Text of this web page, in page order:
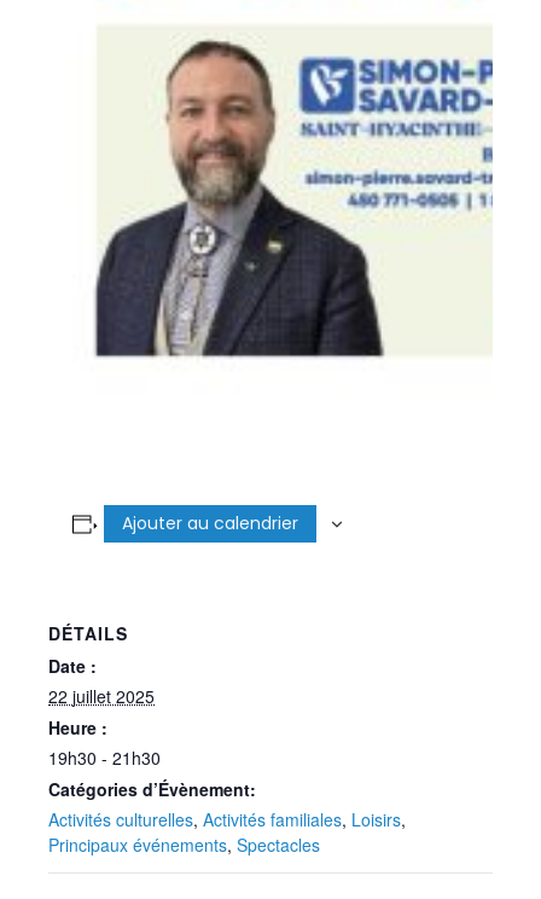
Ajouter au calendrier
DÉTAILS
Date :
22 juillet 2025
Heure :
19h30 - 21h30
Catégories d’Évènement:
Activités culturelles, Activités familiales, Loisirs,
Principaux événements, Spectacles